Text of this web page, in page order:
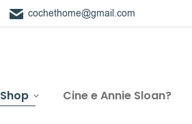
cochethome@gmail.com
Shop Cine e Annie Sloan?